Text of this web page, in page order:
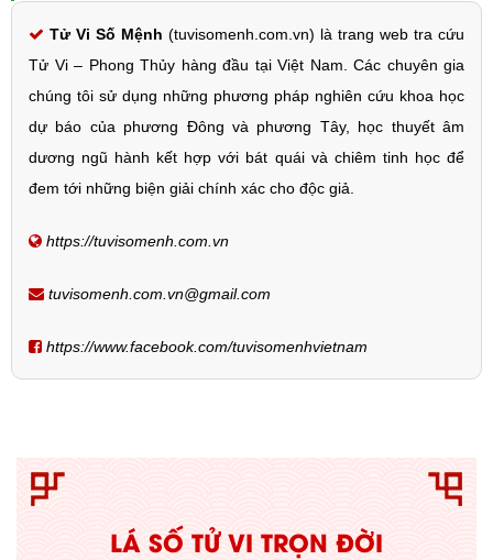
Tử Vi Số Mệnh (tuvisomenh.com.vn) là trang web tra cứu
Tử Vi – Phong Thủy hàng đầu tại Việt Nam. Các chuyên gia
chúng tôi sử dụng những phương pháp nghiên cứu khoa học
dự báo của phương Đông và phương Tây, học thuyết âm
dương ngũ hành kết hợp với bát quái và chiêm tinh học để
đem tới những biện giải chính xác cho độc giả.
https://tuvisomenh.com.vn
tuvisomenh.com.vn@gmail.com
https://www.facebook.com/tuvisomenhvietnam
LÁ SỐ TỬ VI TRỌN ĐỜI